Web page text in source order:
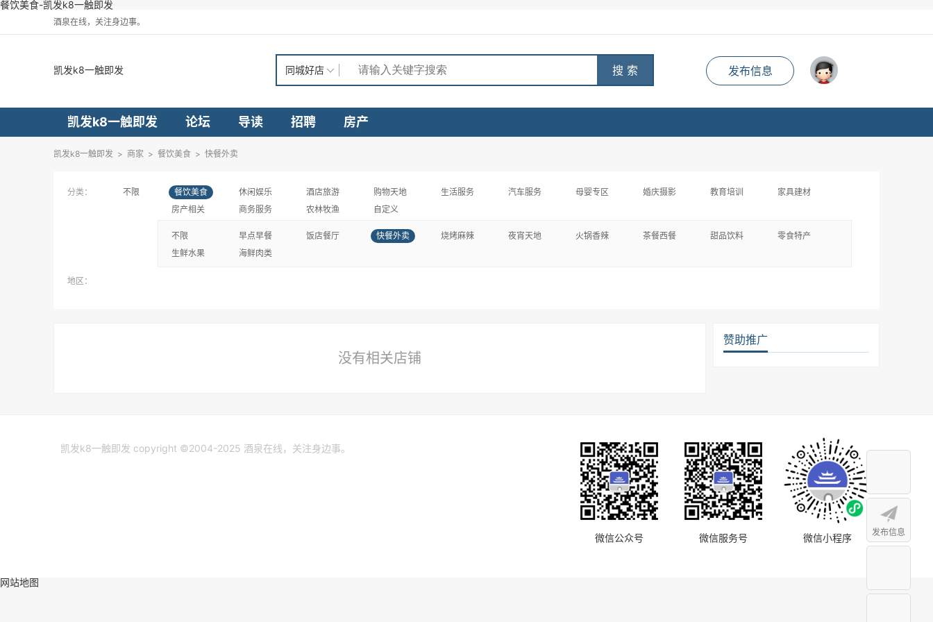
餐饮美食-凯发k8一触即发
酒泉在线，关注身边事。
凯发k8一触即发 同城好店 搜 索 发布信息
凯发k8一触即发 论坛 导读 招聘 房产
凯发k8一触即发 > 商家 > 餐饮美食 > 快餐外卖
分类： 不限 餐饮美食 休闲娱乐 酒店旅游 购物天地 生活服务 汽车服务 母婴专区 婚庆摄影 教育培训
家具建材
房产相关
商务服务 农林牧渔 自定义
不限 早点早餐 饭店餐厅 快餐外卖 烧烤麻辣 夜宵天地 火锅香辣 茶餐西餐 甜品饮料
零食特产
生鲜水果
海鲜肉类
地区：
没有相关店铺
赞助推广
凯发k8一触即发 copyright ©2004-2025 酒泉在线，关注身边事。
微信小程序
微信服务号
微信公众号 发布信息
网站地图